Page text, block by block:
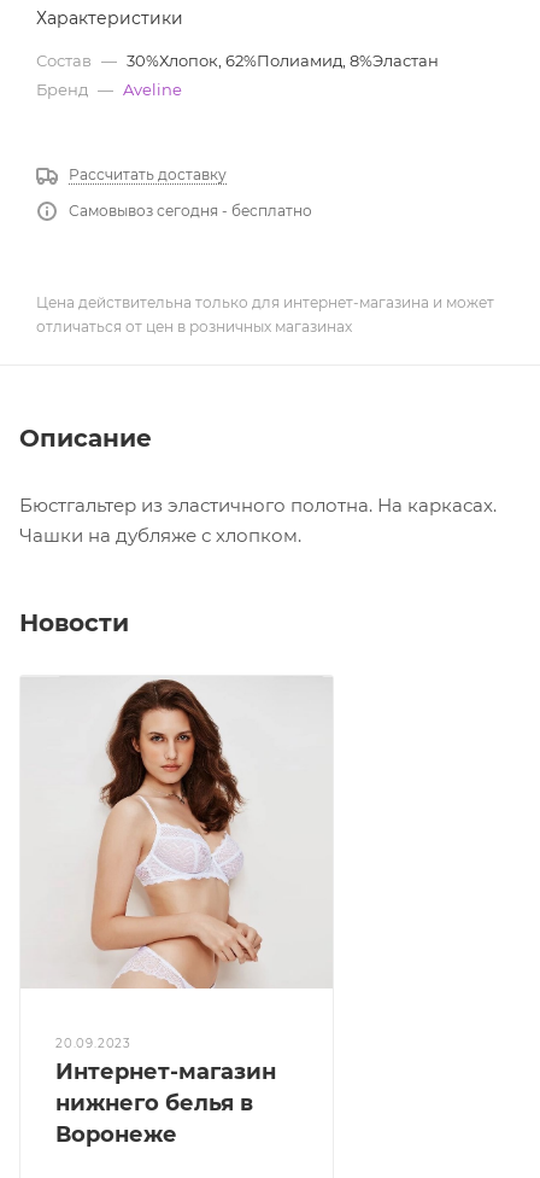
Характеристики
Состав — 30%Хлопок, 62%Полиамид, 8%Эластан
Бренд — Aveline
Рассчитать доставку
Самовывоз сегодня - бесплатно
Цена действительна только для интернет-магазина и может
отличаться от цен в розничных магазинах
Описание
Бюстгальтер из эластичного полотна. На каркасах.
Чашки на дубляже с хлопком.
Новости
20.09.2023
Интернет-магазин
нижнего белья в
Воронеже